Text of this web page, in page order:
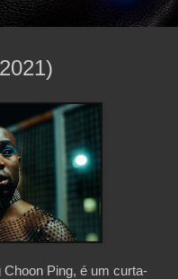
Ping, é um curta-